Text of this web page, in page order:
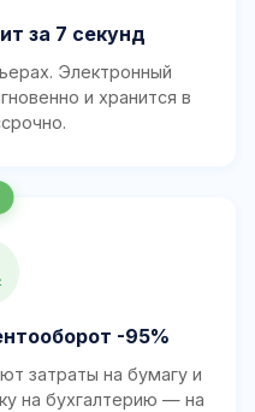
за 7 секунд
Электронный
и хранится в
-95%
затраты на бумагу и
на бухгалтерию — на